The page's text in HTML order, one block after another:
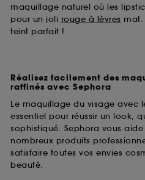
maquillage naturel où les
pour un joli rouge à lèvres mat.
teint parfait !
Réalisez facilement des
raffinés avec Sephora
Le maquillage du visage avec
essentiel pour réussir un look,
sophistiqué. Sephora vous
nombreux produits
satisfaire toutes vos envies
beauté.